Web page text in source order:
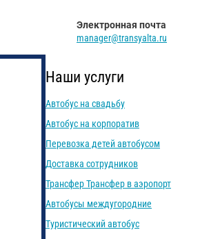
Электронная почта
manager@transyalta.ru
Наши услуги
Автобус на свадьбу
Автобус на корпоратив
Перевозка детей автобусом
Доставка сотрудников
Трансфер Трансфер в аэропорт
Автобусы междугородние
Туристический автобус